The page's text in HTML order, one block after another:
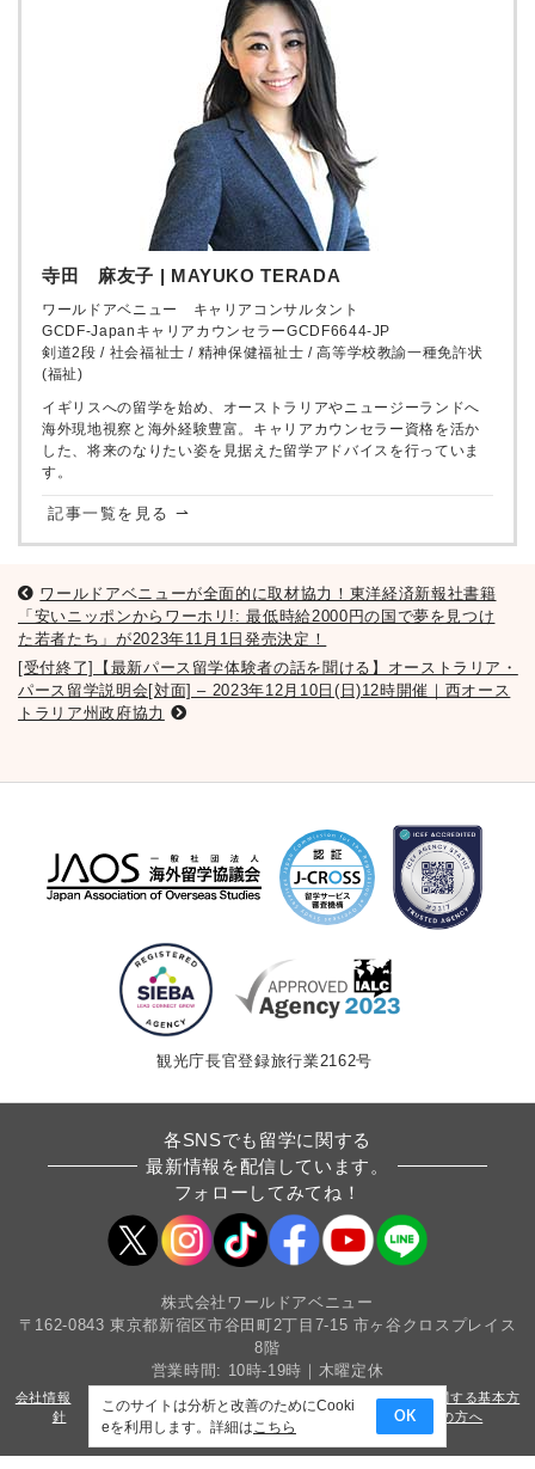
このサイトは分析と改善のためにCooki
eを利用します。詳細はこちら
OK
寺田 麻友子 | MAYUKO TERADA
ワールドアベニュー キャリアコンサルタント
GCDF-JapanキャリアカウンセラーGCDF6644-JP
剣道2段 / 社会福祉士 / 精神保健福祉士 / 高等学校教諭一種免許状
(福祉)
イギリスへの留学を始め、オーストラリアやニュージーランドへ
海外現地視察と海外経験豊富。キャリアカウンセラー資格を活か
した、将来のなりたい姿を見据えた留学アドバイスを行っていま
す。
記事一覧を見る ⇀
ワールドアベニューが全面的に取材協力！東洋経済新報社書籍
「安いニッポンからワーホリ!: 最低時給2000円の国で夢を見つけ
た若者たち」が2023年11月1日発売決定！
[受付終了]【最新パース留学体験者の話を聞ける】オーストラリア・
パース留学説明会[対面] – 2023年12月10日(日)12時開催｜西オース
トラリア州政府協力
観光庁長官登録旅行業2162号
各SNSでも留学に関する
最新情報を配信しています。
フォローしてみてね！
株式会社ワールドアベニュー
〒162-0843 東京都新宿区市谷田町2丁目7-15 市ヶ谷クロスプレイス
8階
営業時間: 10時-19時｜木曜定休
会社情報 採用情報 条件書・約款
カスタマーハラスメントに関する基本方
針
サイトマップ プライバシーポリシー 法人・教育機関の方へ
Copyright(c) World Avenue Co.,Ltd. All Rights Reserved